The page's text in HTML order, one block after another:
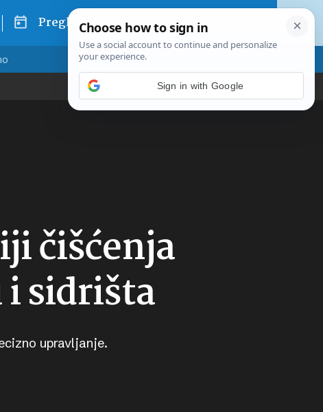
Pregled dana
čišćenja
sidrišta
upravljanje.